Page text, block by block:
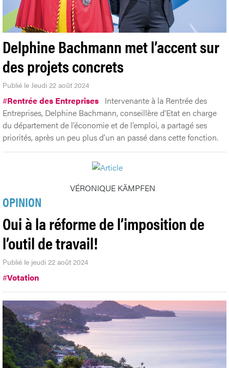
Delphine Bachmann met l’accent sur
des projets concrets
Publié le Jeudi 22 août 2024
#Rentrée des Entreprises Intervenante à la Rentrée des
Entreprises, Delphine Bachmann, conseillère d’Etat en charge
du département de l’économie et de l’emploi, a partagé ses
priorités, après un peu plus d’un an passé dans cette fonction.
VÉRONIQUE KÄMPFEN
OPINION
Oui à la réforme de l’imposition de
l’outil de travail!
Publié le jeudi 22 août 2024
#Votation